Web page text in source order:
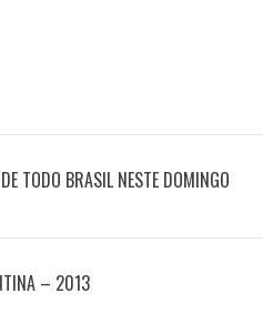
TODO BRASIL NESTE DOMINGO
– 2013